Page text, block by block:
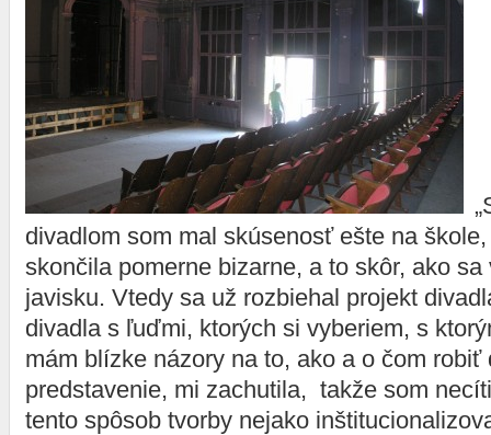
divadlom som mal skúsenosť ešte na
skončila pomerne bizarne, a to skôr, ako
javisku. Vtedy sa už rozbiehal projekt
divadla s ľuďmi, ktorých si vyberiem, s
mám blízke názory na to, ako a o čom robiť
predstavenie, mi zachutila, takže som
tento spôsob tvorby nejako